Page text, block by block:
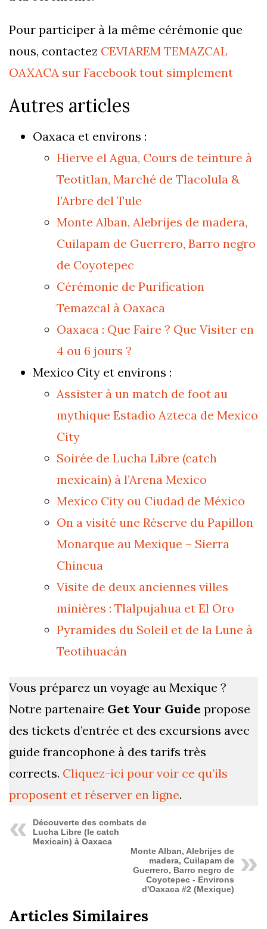
Pour participer à la même cérémonie que
nous, contactez CEVIAREM TEMAZCAL
OAXACA sur Facebook tout simplement
Autres articles
Oaxaca et environs :
Hierve el Agua, Cours de teinture à
Teotitlan, Marché de Tlacolula &
l’Arbre del Tule
Monte Alban, Alebrijes de madera,
Cuilapam de Guerrero, Barro negro
de Coyotepec
Cérémonie de Purification
Temazcal à Oaxaca
Oaxaca : Que Faire ? Que Visiter en
4 ou 6 jours ?
Mexico City et environs :
Assister à un match de foot au
mythique Estadio Azteca de Mexico
City
Soirée de Lucha Libre (catch
mexicain) à l’Arena Mexico
Mexico City ou Ciudad de México
On a visité une Réserve du Papillon
Monarque au Mexique – Sierra
Chincua
Visite de deux anciennes villes
minières : Tlalpujahua et El Oro
Pyramides du Soleil et de la Lune à
Teotihuacán
Vous préparez un voyage au Mexique ?
Notre partenaire Get Your Guide propose
des tickets d’entrée et des excursions avec
guide francophone à des tarifs très
corrects. Cliquez-ici pour voir ce qu’ils
proposent et réserver en ligne.
Découverte des combats de
Lucha Libre (le catch
Mexicain) à Oaxaca
Monte Alban, Alebrijes de
madera, Cuilapam de
Guerrero, Barro negro de
Coyotepec - Environs
d'Oaxaca #2 (Mexique)
Articles Similaires